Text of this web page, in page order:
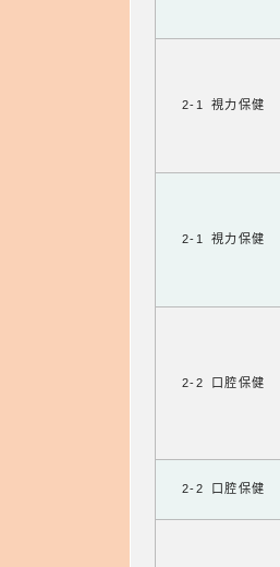
2-1 視力保健
2-1 視力保健
2-2 口腔保健
2-2 口腔保健